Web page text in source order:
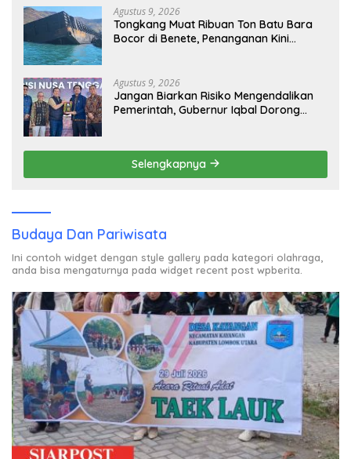
Agustus 9, 2026
Tongkang Muat Ribuan Ton Batu Bara
Bocor di Benete, Penanganan Kini
Agustus 9, 2026
Jangan Biarkan Risiko Mengendalikan
Pemerintah, Gubernur Iqbal Dorong
Selengkapnya
Budaya Dan Pariwisata
Ini contoh widget dengan style gallery pada kategori olahraga,
anda bisa mengaturnya pada widget recent post wpberita.